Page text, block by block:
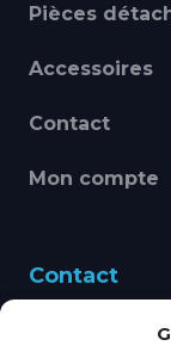
Pièces
Accessoires
Contact
Mon compte
Contact
460